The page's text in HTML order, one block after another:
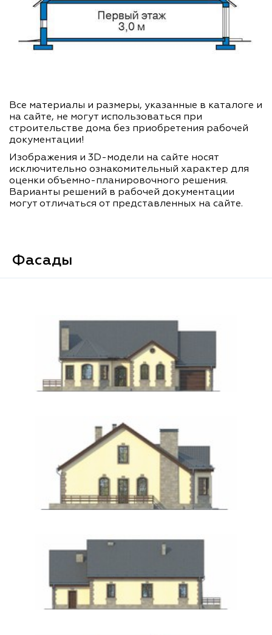
Все материалы и размеры, указанные в каталоге и
на сайте, не могут использоваться при
строительстве дома без приобретения рабочей
документации!
Изображения и 3D-модели на сайте носят
исключительно ознакомительный характер для
оценки объемно-планировочного решения.
Варианты решений в рабочей документации
могут отличаться от представленных на сайте.
Фасады